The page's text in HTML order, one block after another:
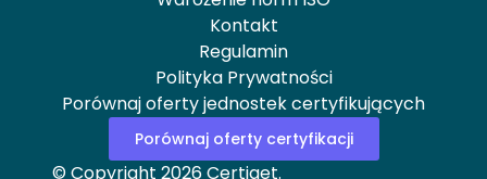
Kontakt
Regulamin
Polityka Prywatności
Porównaj oferty jednostek certyfikujących
Porównaj oferty certyfikacji
© Copyright 2026 Certiget.